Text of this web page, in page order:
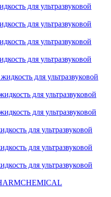
для ультразвуковой
для ультразвуковой
для ультразвуковой
для ультразвуковой
для ультразвуковой
для ультразвуковой
для ультразвуковой
для ультразвуковой
для ультразвуковой
для ультразвуковой